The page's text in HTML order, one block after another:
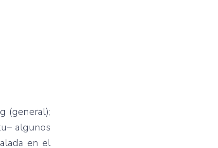
(general);
algunos
en el